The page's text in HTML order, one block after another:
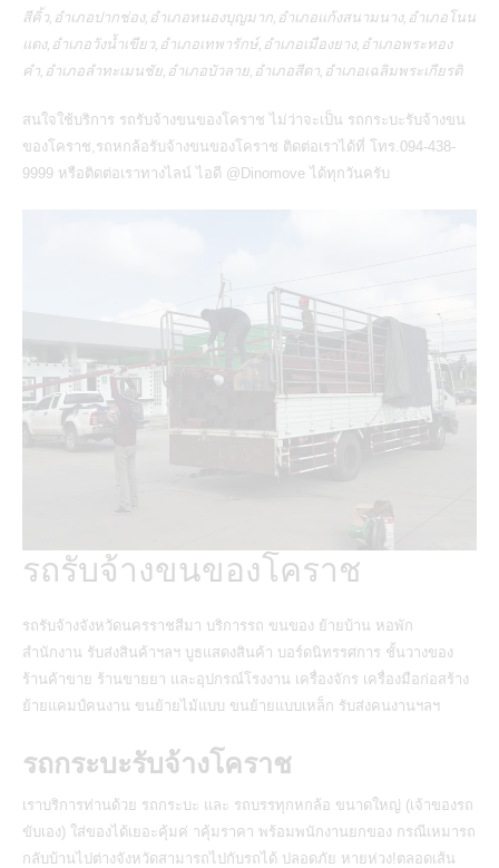
สีคิ้ว,อำเภอปากช่อง,อำเภอหนองบุญมาก,อำเภอแก้งสนามนาง,อำเภอโนน
แดง,อำเภอวังน้ำเขียว,อำเภอเทพารักษ์,อำเภอเมืองยาง,อำเภอพระทอง
คำ,อำเภอลำทะเมนชัย,อำเภอบัวลาย,อำเภอสีดา,อำเภอเฉลิมพระเกียรติ
สนใจใช้บริการ รถรับจ้างขนของโคราช ไม่ว่าจะเป็น รถกระบะรับจ้างขน
ของโคราช, รถหกล้อรับจ้างขนของโคราช ติดต่อเราได้ที่ โทร.094-438-
9999 หรือติดต่อเราทางไลน์ ไอดี @Dinomove ได้ทุกวันครับ
รถรับจ้างขนของโคราช
รถรับจ้างจังหวัดนครราชสีมา บริการรถ ขนของ ย้ายบ้าน หอพัก
สำนักงาน รับส่งสินค้าฯลฯ บูธแสดงสินค้า บอร์ดนิทรรศการ ชั้นวางของ
ร้านค้าขาย ร้านขายยา และอุปกรณ์โรงงาน เครื่องจักร เครื่องมือก่อสร้าง
ย้ายแคมป์คนงาน ขนย้ายไม้แบบ ขนย้ายแบบเหล็ก รับส่งคนงานฯลฯ
รถกระบะรับจ้างโคราช
เราบริการท่านด้วย รถกระบะ และ รถบรรทุกหกล้อ ขนาดใหญ่ (เจ้าของรถ
ขับเอง) ใส่ของได้เยอะคุ้มค่ าคุ้มราคา พร้อมพนักงานยกของ กรณีเหมารถ
กลับบ้านไปต่างจังหวัดสามารถไปกับรถได้ ปลอดภัย หายห่วง!ตลอดเส้น